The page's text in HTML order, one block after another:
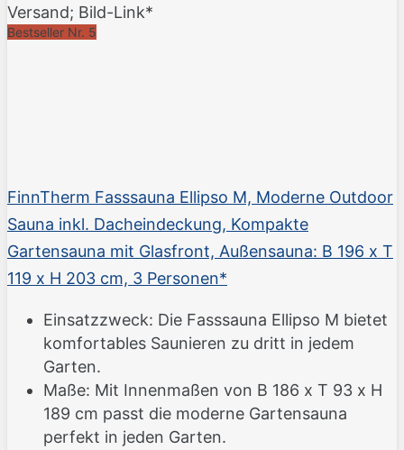
Versand; Bild-Link*
Bestseller Nr. 5
FinnTherm Fasssauna Ellipso M, Moderne Outdoor
Sauna inkl. Dacheindeckung, Kompakte
Gartensauna mit Glasfront, Außensauna: B 196 x T
119 x H 203 cm, 3 Personen*
Einsatzzweck: Die Fasssauna Ellipso M bietet
komfortables Saunieren zu dritt in jedem
Garten.
Maße: Mit Innenmaßen von B 186 x T 93 x H
189 cm passt die moderne Gartensauna
perfekt in jeden Garten.